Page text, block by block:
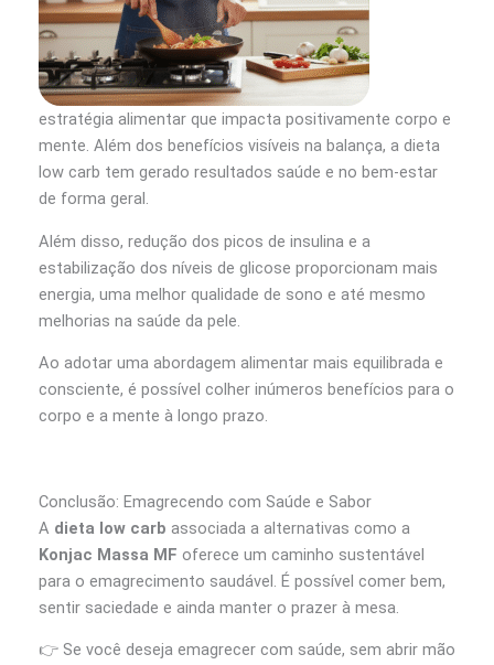
estratégia alimentar que impacta positivamente corpo e
mente. Além dos benefícios visíveis na balança, a dieta
low carb tem gerado resultados saúde e no bem-estar
de forma geral.
Além disso, redução dos picos de insulina e a
estabilização dos níveis de glicose proporcionam mais
energia, uma melhor qualidade de sono e até mesmo
melhorias na saúde da pele.
Ao adotar uma abordagem alimentar mais equilibrada e
consciente, é possível colher inúmeros benefícios para o
corpo e a mente à longo prazo.
Conclusão: Emagrecendo com Saúde e Sabor
A dieta low carb associada a alternativas como a
Konjac Massa MF oferece um caminho sustentável
para o emagrecimento saudável. É possível comer bem,
sentir saciedade e ainda manter o prazer à mesa.
👉 Se você deseja emagrecer com saúde, sem abrir mão